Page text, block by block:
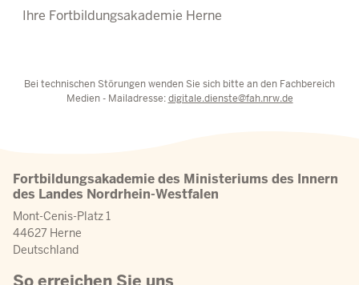
Ihre Fortbildungsakademie Herne
Bei technischen Störungen wenden Sie sich bitte an den Fachbereich
Medien - Mailadresse:digitale.dienste@fah.nrw.de
Fortbildungsakademie des Ministeriums des Innern
des Landes Nordrhein-Westfalen
Mont-Cenis-Platz 1
44627 Herne
Deutschland
So erreichen Sie uns